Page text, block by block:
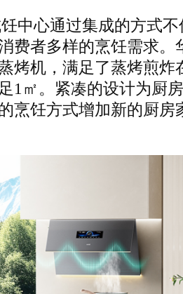
中心通过集成的方式
费者多样的烹饪需求。
烤机，满足了蒸烤煎炸
1㎡。紧凑的设计为厨
烹饪方式增加新的厨房